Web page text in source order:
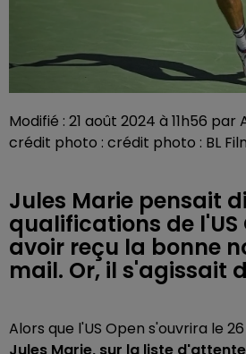
Modifié : 21 août 2024 à 11h56 par
crédit photo : crédit photo : BL
Jules Marie pensait
qualifications de l'US
avoir reçu la bonne
mail. Or, il s'agissait
Alors que l'US Open s'ouvrira le
Jules Marie, sur la liste